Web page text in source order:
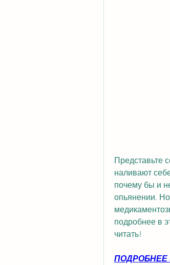
Представьте
наливают
почему бы и
опьянении.
подробнее в
читать!
ПОДРОБНЕЕ